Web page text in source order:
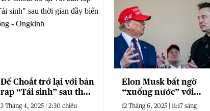
Dế Choắt trở lại với bản
rap “Tái sinh” sau thời
gian đầy biến động
3 Tháng 4, 2025 | 2:30 chiều
Elon Musk bất ngờ
“xuống nước” với
Donald Trump
12 Tháng 6, 2025 | 11:17 sáng